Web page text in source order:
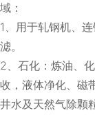
域：
1、用于轧钢机、
滤。
2、石化：炼油、
收，液体净化、磁
井水及天然气除颗